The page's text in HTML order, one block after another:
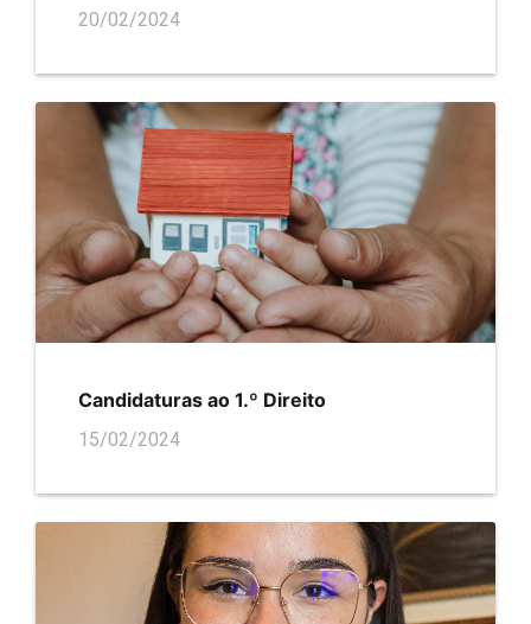
20/02/2024
Candidaturas ao 1.º Direito
15/02/2024